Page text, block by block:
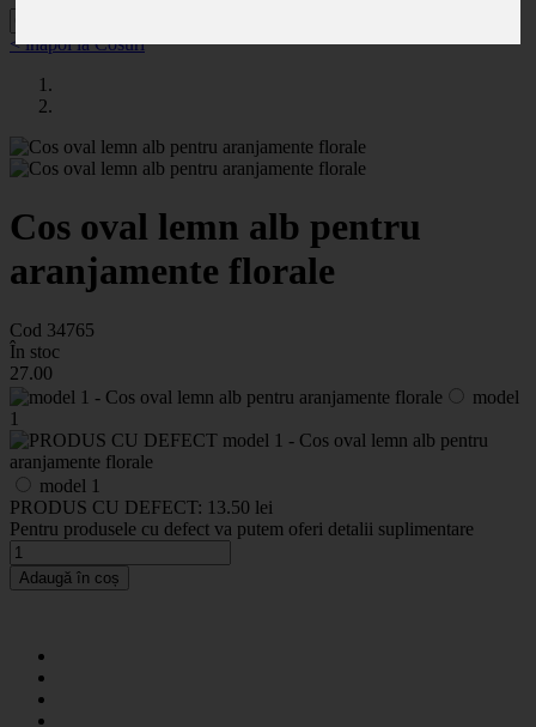
< înapoi la Cosuri
Cos oval lemn alb pentru
aranjamente florale
Cod 34765
În stoc
27.00
model
1
model 1
PRODUS CU DEFECT: 13.50 lei
Pentru produsele cu defect va putem oferi detalii suplimentare
Adaugă în coș